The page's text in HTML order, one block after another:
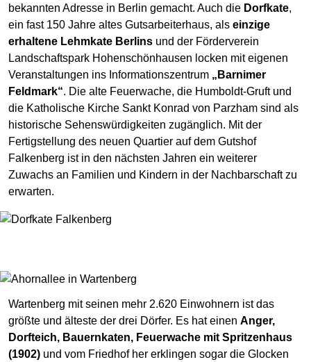
bekannten Adresse in Berlin gemacht. Auch die Dorfkate,
ein fast 150 Jahre altes Gutsarbeiterhaus, als einzige
erhaltene Lehmkate Berlins und der Förderverein
Landschaftspark Hohenschön­hausen locken mit eigenen
Veranstaltungen ins Informationszentrum „Barnimer
Feldmark“. Die alte Feuerwache, die Humboldt-Gruft und
die Katholische Kirche Sankt Konrad von Parzham sind als
historische Sehenswürdigkeiten zugänglich. Mit der
Fertigstellung des neuen Quartier auf dem Gutshof
Falkenberg ist in den nächsten Jahren ein weiterer
Zuwachs an Familien und Kindern in der Nachbarschaft zu
erwarten.
Wartenberg mit seinen mehr 2.620 Einwohnern ist das
größte und älteste der drei Dörfer. Es hat einen Anger,
Dorfteich, Bauernkaten, Feuerwache mit Spritzenhaus
(1902) und vom Friedhof her erklingen sogar die Glocken